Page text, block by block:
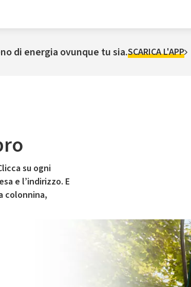
di energia ovunque tu sia.SCARICA L'APP
su ogni
e l’indirizzo. E
colonnina,